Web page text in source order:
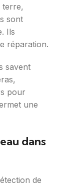
terre,
sont
Ils
réparation.
savent
pour
une
dans
de